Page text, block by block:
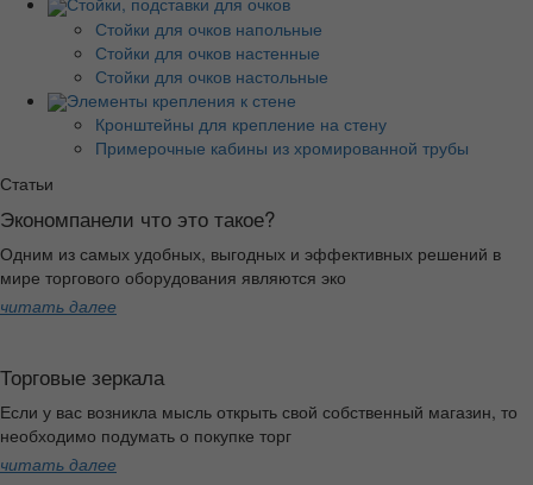
Стойки для очков напольные
Стойки для очков настенные
Стойки для очков настольные
Элементы крепления к стене
Кронштейны для крепление на стену
Примерочные кабины из хромированной трубы
Статьи
Экономпанели что это такое?
Одним из самых удобных, выгодных и эффективных решений в
мире торгового оборудования являются эко
читать далее
Торговые зеркала
Если у вас возникла мысль открыть свой собственный магазин, то
необходимо подумать о покупке торг
читать далее